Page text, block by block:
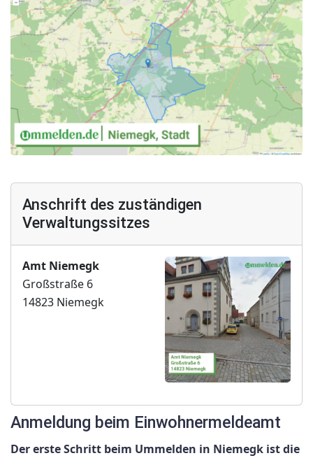
Anschrift des zuständigen
Verwaltungssitzes
Amt Niemegk
Großstraße 6
14823 Niemegk
Anmeldung beim Einwohnermeldeamt
Der erste Schritt beim Ummelden in Niemegk ist die